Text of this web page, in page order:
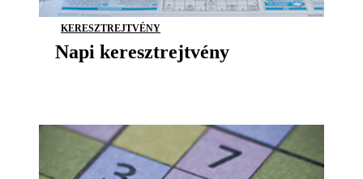
KERESZTREJTVÉNY
Napi keresztrejtvény